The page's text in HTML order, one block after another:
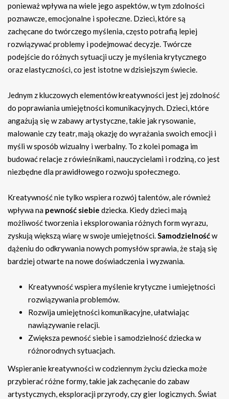
ponieważ wpływa na wiele jego aspektów, w tym zdolności
poznawcze, emocjonalne i społeczne. Dzieci, które są
zachęcane do twórczego myślenia, często potrafią lepiej
rozwiązywać problemy i podejmować decyzje. Twórcze
podejście do różnych sytuacji uczy je myślenia krytycznego
oraz elastyczności, co jest istotne w dzisiejszym świecie.
Jednym z kluczowych elementów kreatywności jest jej zdolność
do poprawiania umiejętności komunikacyjnych. Dzieci, które
angażują się w zabawy artystyczne, takie jak rysowanie,
malowanie czy teatr, mają okazję do wyrażania swoich emocji i
myśli w sposób wizualny i werbalny. To z kolei pomaga im
budować relacje z rówieśnikami, nauczycielami i rodziną, co jest
niezbędne dla prawidłowego rozwoju społecznego.
Kreatywność nie tylko wspiera rozwój talentów, ale również
wpływa na pewność siebie dziecka. Kiedy dzieci mają
możliwość tworzenia i eksplorowania różnych form wyrazu,
zyskują większą wiarę w swoje umiejętności.Samodzielnośćw
dążeniu do odkrywania nowych pomysłów sprawia, że stają się
bardziej otwarte na nowe doświadczenia i wyzwania.
Kreatywność wspiera myślenie krytyczne i umiejętności
rozwiązywania problemów.
Rozwija umiejętności komunikacyjne, ułatwiając
nawiązywanie relacji.
Zwiększa pewność siebie i samodzielność dziecka w
różnorodnych sytuacjach.
Wspieranie kreatywności w codziennym życiu dziecka może
przybierać różne formy, takie jak zachęcanie do zabaw
artystycznych, eksploracji przyrody, czy gier logicznych. Świat